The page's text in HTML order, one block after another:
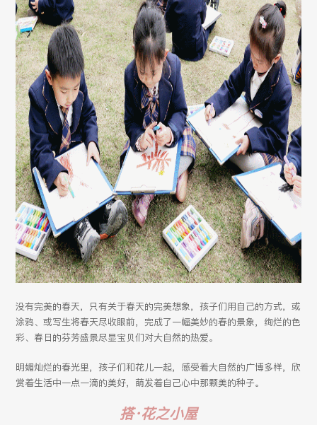
没有完美的春天，只有关于春天的完美想象，孩子们用自己的方式，或
涂鸦、或写生将春天尽收眼前，完成了一幅美妙的春的景象，绚烂的色
彩、春日的芬芳盛景尽显宝贝们对大自然的热爱。
明媚灿烂的春光里，孩子们和花儿一起，感受着大自然的广博多样，欣
赏着生活中一点一滴的美好，萌发着自己心中那颗美的种子。
搭·花之小屋